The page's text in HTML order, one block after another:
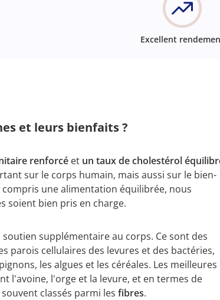
Excellent
et leurs bienfaits ?
renforcé et un taux de cholestérol
sur le corps humain, mais aussi sur le bien-
une alimentation équilibrée, nous
soient bien pris en charge.
supplémentaire au corps. Ce sont des
parois cellulaires des levures et des bactéries,
les algues et les céréales. Les meilleures
l'avoine, l'orge et la levure, et en termes de
classés parmi les fibres.